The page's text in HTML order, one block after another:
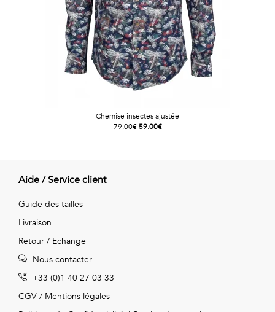
Chemise insectes ajustée
79.00€ 59.00€
Aide / Service client
Guide des tailles
Livraison
Retour / Echange
Nous contacter
+33 (0)1 40 27 03 33
CGV / Mentions légales